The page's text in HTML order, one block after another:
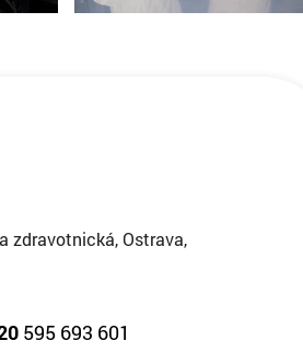
zdravotnická, Ostrava,
595 693 601